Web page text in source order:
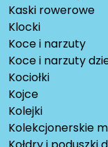
Kaski rowerowe
Klocki
Koce i narzuty
Koce i narzuty
Kociołki
Kojce
Kolejki
Kolekcjonerskie